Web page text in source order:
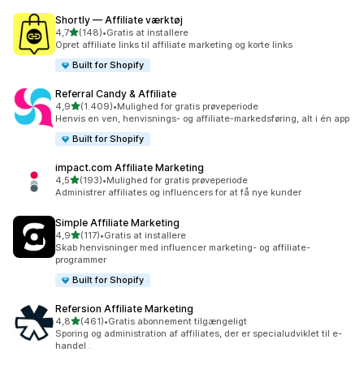
Shortly — Affiliate værktøj
4,7ud af 5 stjerner
(148)
148 anmeldelser i alt
•Gratis at installere
Opret affiliate links til affiliate marketing og korte links
Built for Shopify
Referral Candy & Affiliate
4,9ud af 5 stjerner
(1.409)
1409 anmeldelser i alt
•Mulighed for gratis prøveperiode
Henvis en ven, henvisnings- og affiliate-markedsføring, alt i én app
Built for Shopify
impact.com Affiliate Marketing
4,5ud af 5 stjerner
(193)
193 anmeldelser i alt
•Mulighed for gratis prøveperiode
Administrer affiliates og influencers for at få nye kunder
Simple Affiliate Marketing
4,9ud af 5 stjerner
(117)
117 anmeldelser i alt
•Gratis at installere
Skab henvisninger med influencer marketing- og affiliate-
programmer
Built for Shopify
Refersion Affiliate Marketing
4,8ud af 5 stjerner
(461)
461 anmeldelser i alt
•Gratis abonnement tilgængeligt
Sporing og administration af affiliates, der er specialudviklet til e-
handel .